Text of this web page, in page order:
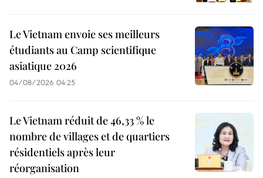
Le Vietnam envoie ses meilleurs
étudiants au Camp scientifique
asiatique 2026
04/08/2026 04:25
Le Vietnam réduit de 46,33 % le
nombre de villages et de quartiers
résidentiels après leur
réorganisation